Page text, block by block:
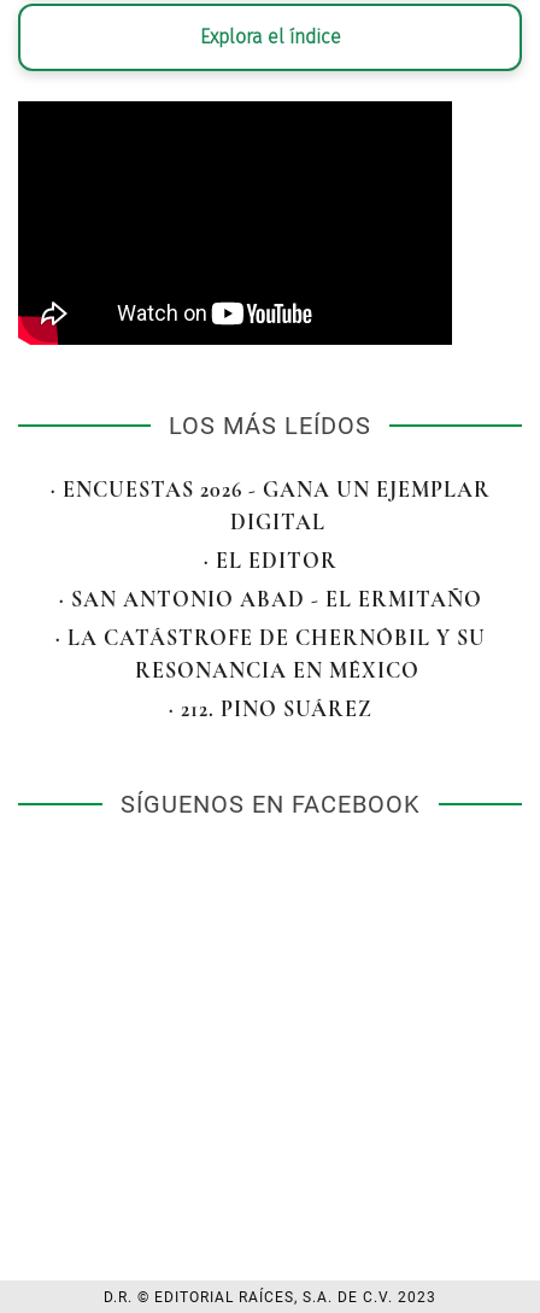
Explora el índice
LOS MÁS LEÍDOS
· ENCUESTAS 2026 - GANA UN EJEMPLAR
DIGITAL
· EL EDITOR
· SAN ANTONIO ABAD - EL ERMITAÑO
· LA CATÁSTROFE DE CHERNÓBIL Y SU
RESONANCIA EN MÉXICO
· 212. PINO SUÁREZ
SÍGUENOS EN FACEBOOK
D.R. © EDITORIAL RAÍCES, S.A. DE C.V. 2023